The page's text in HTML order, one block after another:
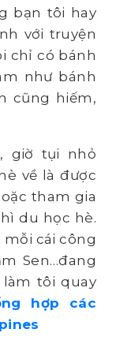
bạn tôi hay
với truyện
chỉ có bánh
như bánh
cũng hiếm,
giờ tụi nhỏ
về là được
tham gia
du học hè.
cái công
Sen…đang
tôi quay
hợp các